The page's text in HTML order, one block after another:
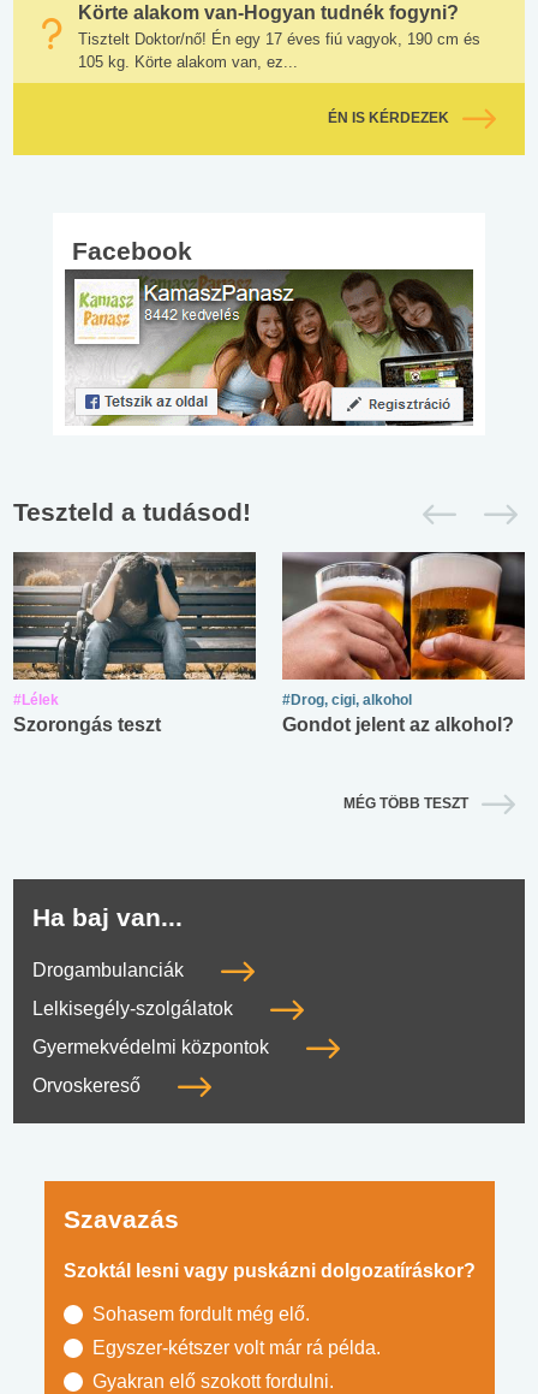
Körte alakom van-Hogyan tudnék fogyni?
Tisztelt Doktor/nő! Én egy 17 éves fiú vagyok, 190 cm és
105 kg. Körte alakom van, ez...
ÉN IS KÉRDEZEK
Facebook
Teszteld a tudásod!
#Lélek
Szorongás teszt
#Drog, cigi, alkohol
Gondot jelent az alkohol?
MÉG TÖBB TESZT
Ha baj van...
Drogambulanciák
Lelkisegély-szolgálatok
Gyermekvédelmi központok
Orvoskereső
Szavazás
Szoktál lesni vagy puskázni dolgozatíráskor?
Sohasem fordult még elő.
Egyszer-kétszer volt már rá példa.
Gyakran elő szokott fordulni.